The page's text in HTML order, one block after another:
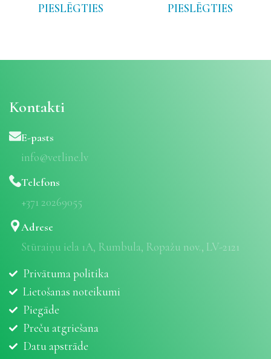
PIESLĒGTIES PIESLĒGTIES
Kontakti
E-pasts
info@vetline.lv
Telefons
+371 20269055
Adrese
Stūraiņu iela 1A, Rumbula, Ropažu nov., LV-2121
Privātuma politika
Lietošanas noteikumi
Piegāde
Preču atgriešana
Datu apstrāde